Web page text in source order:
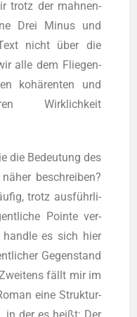
trotz der mah­nen­
Drei Minus und
nicht über die
alle dem Flie­gen­
kohä­ren­ten und
Wirk­lich­keit
die Bedeu­tung des
beschrei­ben?
trotz aus­führ­li­
Poin­te ver­
es sich hier
Gegen­stand
fällt mir im
eine Struk­tur­
in der es heißt: Der